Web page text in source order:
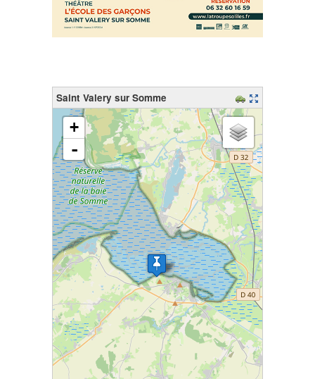
Saint Valery sur Somme
chargement de la carte - veuillez patienter...
+
-